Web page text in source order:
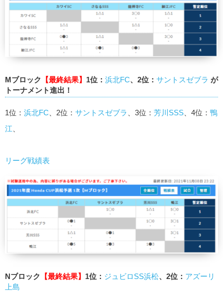
Mブロック 【最終結果】 1位： 浜北FC、2位： サントスゼブラ が
トーナメント進出！
1位： 浜北FC 、2位： サントスゼブラ 、3位： 芳川SSS 、4位： 鴨
江
リーグ戦績表
Nブロック 【最終結果】 1位： ジュビロSS浜松、2位： アズーリ
上島